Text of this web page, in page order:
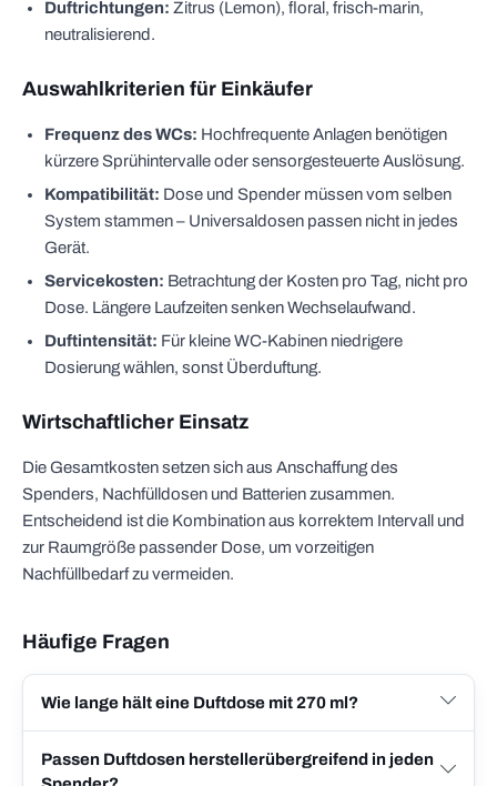
Duftrichtungen: Zitrus (Lemon), floral, frisch-marin,
neutralisierend.
Auswahlkriterien für Einkäufer
Frequenz des WCs: Hochfrequente Anlagen benötigen
kürzere Sprühintervalle oder sensorgesteuerte Auslösung.
Kompatibilität: Dose und Spender müssen vom selben
System stammen – Universaldosen passen nicht in jedes
Gerät.
Servicekosten: Betrachtung der Kosten pro Tag, nicht pro
Dose. Längere Laufzeiten senken Wechselaufwand.
Duftintensität: Für kleine WC-Kabinen niedrigere
Dosierung wählen, sonst Überduftung.
Wirtschaftlicher Einsatz
Die Gesamtkosten setzen sich aus Anschaffung des
Spenders, Nachfülldosen und Batterien zusammen.
Entscheidend ist die Kombination aus korrektem Intervall und
zur Raumgröße passender Dose, um vorzeitigen
Nachfüllbedarf zu vermeiden.
Häufige Fragen
Wie lange hält eine Duftdose mit 270 ml?
Passen Duftdosen herstellerübergreifend in jeden